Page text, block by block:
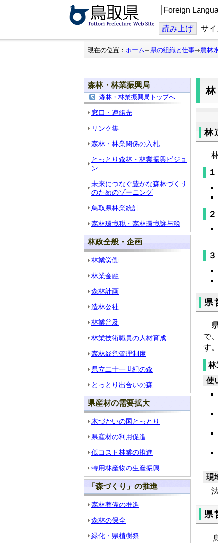
こ
の
ジ
を
翻
読み上げ サ
現在の位置： ホーム 県の組織と仕事 農林
森林・林業振興局
森林・林業振興局トップへ
窓口・連絡先
リンク集
森林・林業関係の入札
とっとり森林・林業振興ビジョ
ン
未来につなぐ豊かな森林づくり
のためのゾーニング
鳥取県林業統計
森林環境税・森林環境譲与税
林政全般・企画
林業労働
林業金融
森林計画
造林公社
林業普及
林業技術職員の人材育成
森林経営管理制度
県立二十一世紀の森
とっとり出合いの森
県産材の需要拡大
木づかいの国とっとり
県産材の利用促進
低コスト林業の推進
特用林産物の生産振興
「森づくり」の推進
森林整備の推進
森林の保全
緑化・県植樹祭
林
林
県
県
で
林
使
現
法
県